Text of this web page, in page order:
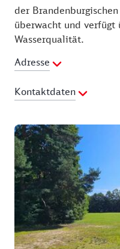
der
überwacht und verfügt
Wasserqualität.
Adresse
Kontaktdaten